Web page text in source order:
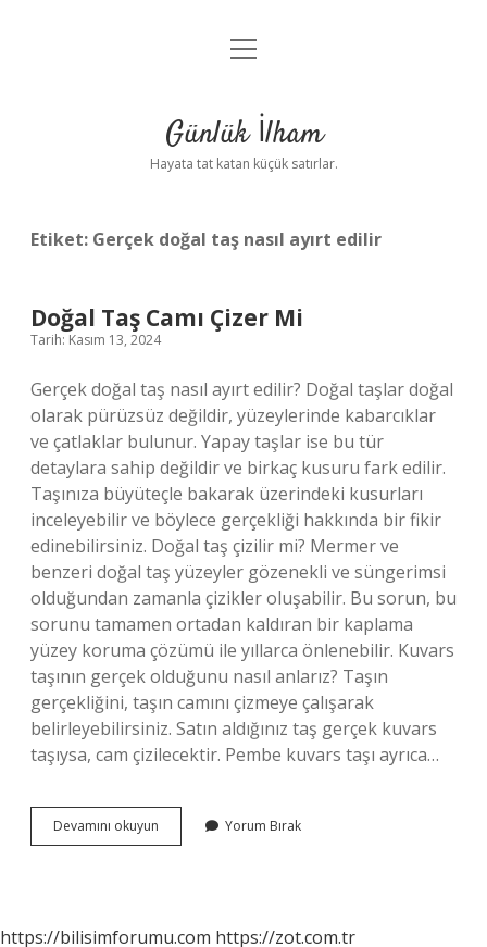
Anasayfa
Yasal Uyarı
menüyü
Günlük İlham
Hayata tat katan küçük satırlar.
Etiket: Gerçek doğal taş nasıl ayırt edilir
Doğal Taş Camı Çizer Mi
Tarih: Kasım 13, 2024
Gerçek doğal taş nasıl ayırt edilir? Doğal taşlar doğal
olarak pürüzsüz değildir, yüzeylerinde kabarcıklar
ve çatlaklar bulunur. Yapay taşlar ise bu tür
detaylara sahip değildir ve birkaç kusuru fark edilir.
Taşınıza büyüteçle bakarak üzerindeki kusurları
inceleyebilir ve böylece gerçekliği hakkında bir fikir
edinebilirsiniz. Doğal taş çizilir mi? Mermer ve
benzeri doğal taş yüzeyler gözenekli ve süngerimsi
olduğundan zamanla çizikler oluşabilir. Bu sorun, bu
sorunu tamamen ortadan kaldıran bir kaplama
yüzey koruma çözümü ile yıllarca önlenebilir. Kuvars
taşının gerçek olduğunu nasıl anlarız? Taşın
gerçekliğini, taşın camını çizmeye çalışarak
belirleyebilirsiniz. Satın aldığınız taş gerçek kuvars
taşıysa, cam çizilecektir. Pembe kuvars taşı ayrıca…
Devamını okuyun
Taş
Yorum Bırak
https://bilisimforumu.com https://zot.com.tr